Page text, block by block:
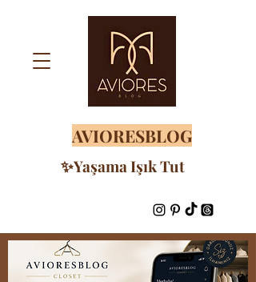
AVIORESBLOG
✨Yaşama Işık Tut